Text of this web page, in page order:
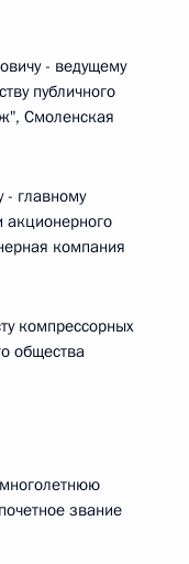
- ведущему
публичного
Смоленская
главному
акционерного
компания
компрессорных
общества
звание